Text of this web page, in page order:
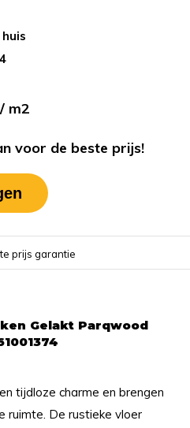
/ m2
voor de beste prijs!
prijs garantie
Gelakt Parqwood
tijdloze charme en brengen
ruimte. De rustieke vloer